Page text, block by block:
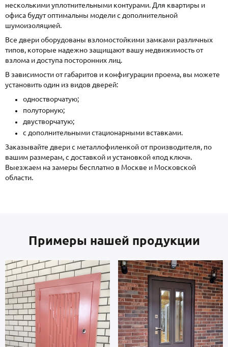
несколькими уплотнительными контурами. Для квартиры и
офиса будут оптимальны модели с дополнительной
шумоизоляцией.
Все двери оборудованы взломостойкими замками различных
типов, которые надежно защищают вашу недвижимость от
взлома и доступа посторонних лиц.
В зависимости от габаритов и конфигурации проема, вы можете
установить один из видов дверей:
одностворчатую;
полуторную;
двустворчатую;
с дополнительными стационарными вставками.
Заказывайте двери с металлофиленкой от производителя, по
вашим размерам, с доставкой и установкой «под ключ».
Выезжаем на замеры бесплатно в Москве и Московской
области.
Примеры нашей продукции